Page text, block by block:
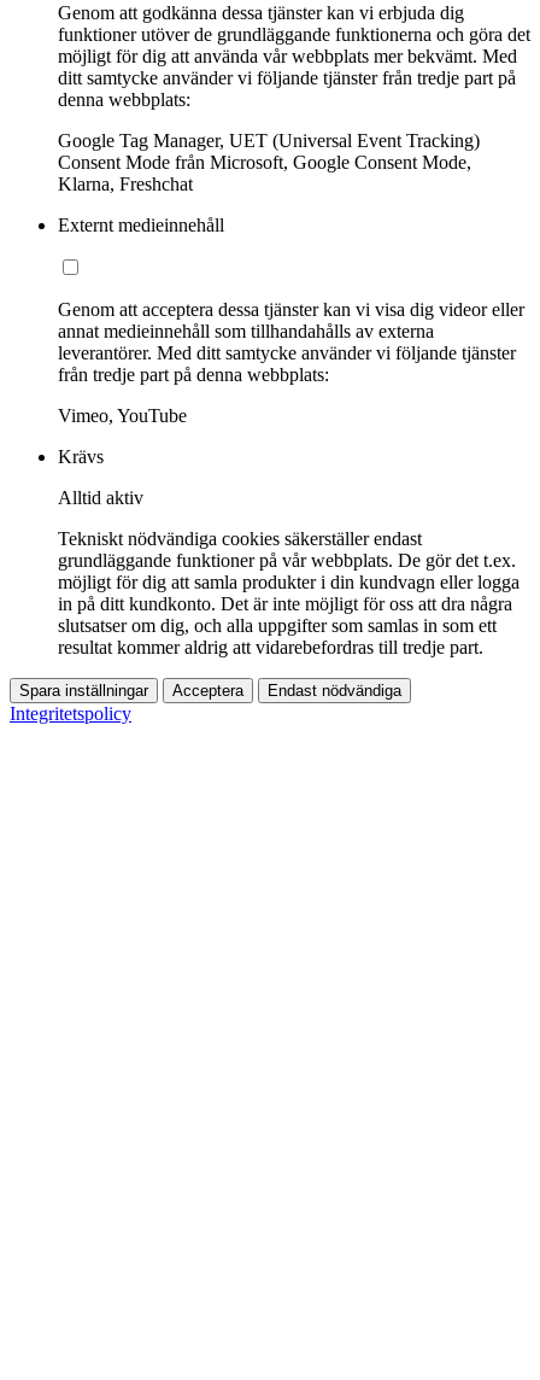
Genom att godkänna dessa tjänster kan vi erbjuda dig
funktioner utöver de grundläggande funktionerna och göra det
möjligt för dig att använda vår webbplats mer bekvämt. Med
ditt samtycke använder vi följande tjänster från tredje part på
denna webbplats:
Google Tag Manager, UET (Universal Event Tracking)
Consent Mode från Microsoft, Google Consent Mode,
Klarna, Freshchat
Externt medieinnehåll
Genom att acceptera dessa tjänster kan vi visa dig videor eller
annat medieinnehåll som tillhandahålls av externa
leverantörer. Med ditt samtycke använder vi följande tjänster
från tredje part på denna webbplats:
Vimeo, YouTube
Krävs
Alltid aktiv
Tekniskt nödvändiga cookies säkerställer endast
grundläggande funktioner på vår webbplats. De gör det t.ex.
möjligt för dig att samla produkter i din kundvagn eller logga
in på ditt kundkonto. Det är inte möjligt för oss att dra några
slutsatser om dig, och alla uppgifter som samlas in som ett
resultat kommer aldrig att vidarebefordras till tredje part.
Spara inställningar Acceptera Endast nödvändiga
Integritetspolicy